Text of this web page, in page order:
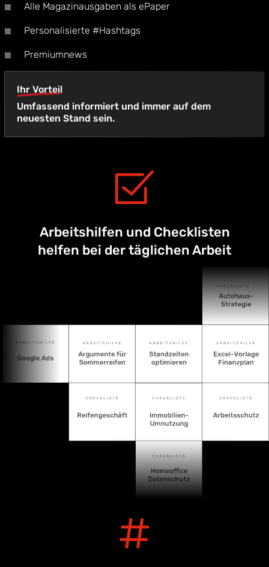
Alle Magazinausgaben als ePaper
Personalisierte #Hashtags
Premiumnews
Ihr Vorteil
Umfassend informiert und immer auf dem
neuesten Stand sein.
Arbeitshilfen und Checklisten
helfen bei der täglichen Arbeit